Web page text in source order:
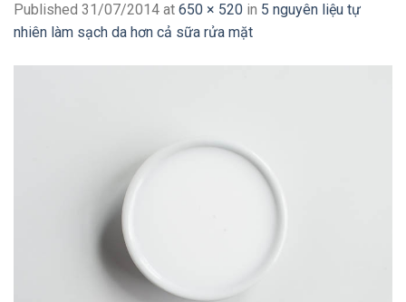
Published 31/07/2014 at 650 × 520 in 5 nguyên liệu tự
nhiên làm sạch da hơn cả sữa rửa mặt